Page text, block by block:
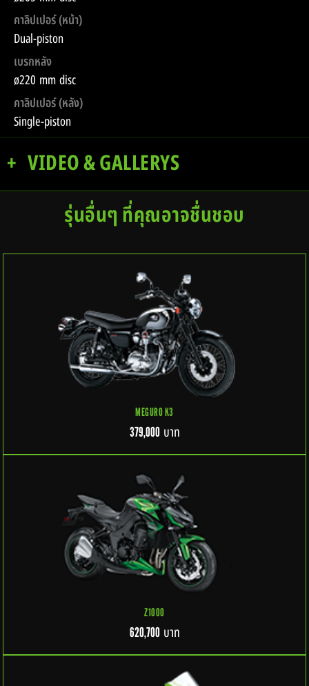
คาลิปเปอร์ (หน้า)
Dual-piston
เบรกหลัง
ø220 mm disc
คาลิปเปอร์ (หลัง)
Single-piston
VIDEO & GALLERYS
รุ่นอื่นๆ ที่คุณอาจชื่นชอบ
MEGURO K3
379,000บาท
Z1000
620,700บาท